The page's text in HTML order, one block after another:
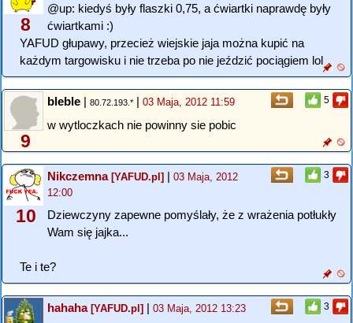
8
@up: kiedyś były flaszki 0,75, a ćwiartki naprawdę były
ćwiartkami :)
YAFUD głupawy, przecież wiejskie jaja można kupić na
każdym targowisku i nie trzeba po nie jeździć pociągiem lol
5
9
bleble | 80.72.193.* | 03 Maja, 2012 11:59
w wytloczkach nie powinny sie pobic
3
10
Nikczemna[YAFUD.pl] | 03 Maja, 2012
12:00
Dziewczyny zapewne pomyślały, że z wrażenia potłukły
Wam się jajka...
Te i te?
3
hahaha[YAFUD.pl] | 03 Maja, 2012 13:23